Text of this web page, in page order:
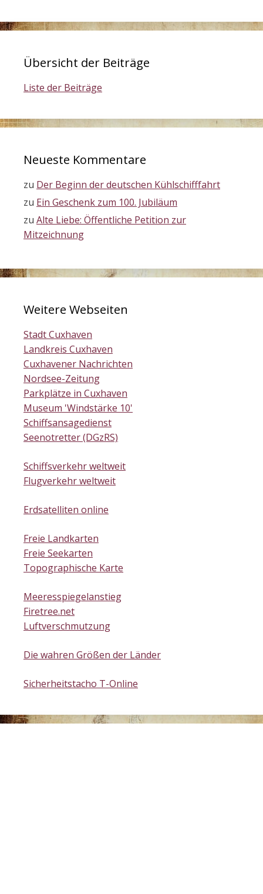
Übersicht der Beiträge
Liste der Beiträge
Neueste Kommentare
zu Der Beginn der deutschen Kühlschifffahrt
zu Ein Geschenk zum 100. Jubiläum
zu Alte Liebe: Öffentliche Petition zur
Mitzeichnung
Weitere Webseiten
Stadt Cuxhaven
Landkreis Cuxhaven
Cuxhavener Nachrichten
Nordsee-Zeitung
Parkplätze in Cuxhaven
Museum 'Windstärke 10'
Schiffsansagedienst
Seenotretter (DGzRS)
Schiffsverkehr weltweit
Flugverkehr weltweit
Erdsatelliten online
Freie Landkarten
Freie Seekarten
Topographische Karte
Meeresspiegelanstieg
Firetree.net
Luftverschmutzung
Die wahren Größen der Länder
Sicherheitstacho T-Online